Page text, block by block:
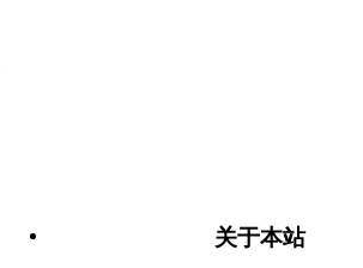
关于本站